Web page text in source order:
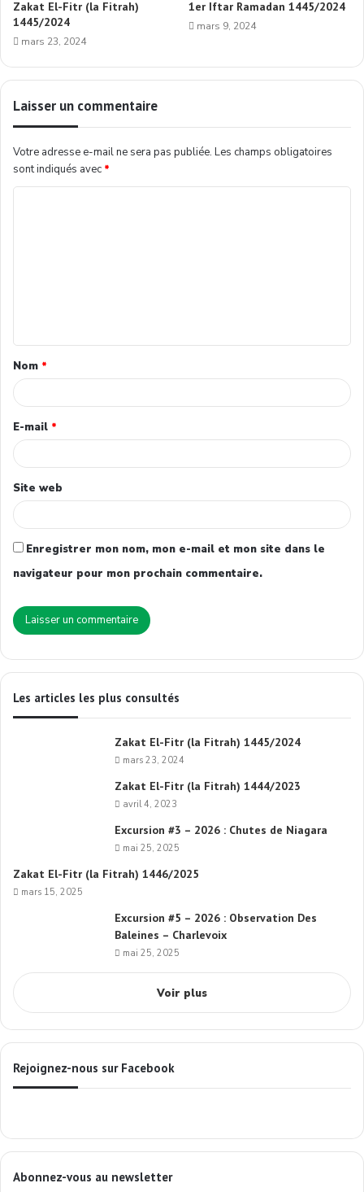
Zakat El-Fitr (la Fitrah)
1445/2024
mars 23, 2024
1er Iftar Ramadan 1445/2024
mars 9, 2024
Laisser un commentaire
Votre adresse e-mail ne sera pas publiée. Les champs obligatoires
sont indiqués avec *
Nom *
E-mail *
Site web
Enregistrer mon nom, mon e-mail et mon site dans le
navigateur pour mon prochain commentaire.
Les articles les plus consultés
Zakat El-Fitr (la Fitrah) 1445/2024
mars 23, 2024
Zakat El-Fitr (la Fitrah) 1444/2023
avril 4, 2023
Excursion #3 – 2026 : Chutes de Niagara
mai 25, 2025
Zakat El-Fitr (la Fitrah) 1446/2025
mars 15, 2025
Excursion #5 – 2026 : Observation Des
Baleines – Charlevoix
mai 25, 2025
Voir plus
Rejoignez-nous sur Facebook
Abonnez-vous au newsletter